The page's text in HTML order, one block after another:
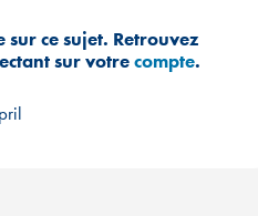
ce sujet. Retrouvez
survotrecompte.